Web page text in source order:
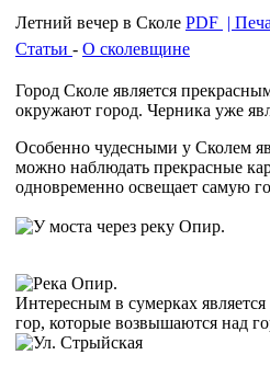
Летний вечер в Сколе PDF |
Статьи - О сколевщине
Город Сколе является
окружают город. Черника уже
Особенно чудесными у Сколем
можно наблюдать прекрасные
одновременно освещает самую
Интересным в сумерках является
гор, которые возвышаются над